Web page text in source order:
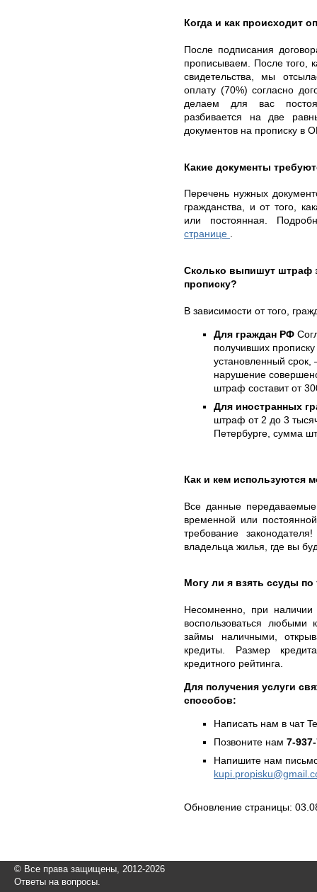
Когда и как происходит
После подписания
прописываем. После того,
свидетельства, мы
оплату (70%) согласно
делаем для вас
разбивается на две
документов на прописку в
Какие документы
Перечень нужных
гражданства, и от того,
или постоянная.
странице .
Сколько выпишут штраф
прописку?
В зависимости от того,
Для граждан РФ
получивших
установленный срок,
нарушение
штраф составит от
Для иностранных
штраф от 2 до 3
Петербурге, сумма
Как и кем используются
Все данные
временной или
требование
владельца жилья, где вы
Могу ли я взять ссуды по
Несомненно, при
воспользоваться любыми
займы наличными,
кредиты. Размер
кредитного рейтинга.
Для получения услуги
способов:
Написать нам в чат
Позвоните нам 7-
Напишите нам
Обновление страницы:
© Все права защищены, 2012-2026
Ответы на вопросы.